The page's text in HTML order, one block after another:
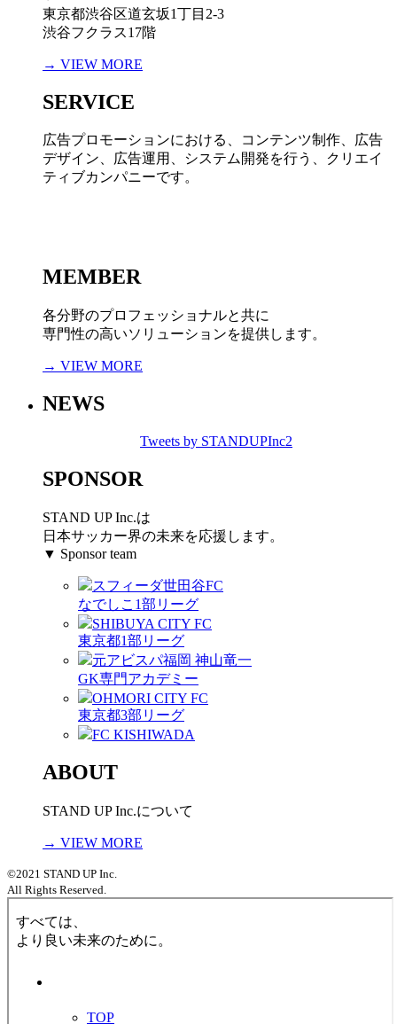
東京都渋谷区道玄坂1丁目2-3
渋谷フクラス17階
→ VIEW MORE
SERVICE
広告プロモーションにおける、コンテンツ制作、広告
デザイン、広告運用、システム開発を行う、
クリエイ
ティブカンパニーです。
MEMBER
各分野のプロフェッショナルと共に
専門性の高いソリューションを提供します。
→ VIEW MORE
NEWS
Tweets by STANDUPInc2
SPONSOR
STAND UP Inc.は
日本サッカー界の未来を応援します。
▼ Sponsor team
スフィーダ世田谷FC
なでしこ1部リーグ
SHIBUYA CITY FC
東京都1部リーグ
元アビスパ福岡 神山竜一
GK専門アカデミー
OHMORI CITY FC
東京都3部リーグ
FC KISHIWADA
ABOUT
STAND UP Inc.について
→ VIEW MORE
©2021 STAND UP Inc.
All Rights Reserved.